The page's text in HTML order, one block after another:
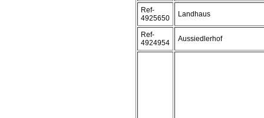
Ref-
4925650
Landhaus
Ref-
4924954
Aussiedlerhof